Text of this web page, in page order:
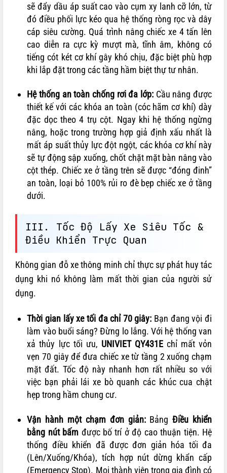
sẽ đẩy dầu áp suất cao vào cụm xy lanh cỡ lớn, từ
đó điều phối lực kéo qua hệ thống ròng rọc và dây
cáp siêu cường. Quá trình nâng chiếc xe 4 tấn lên
cao diễn ra cực kỳ mượt mà, tĩnh âm, không có
tiếng cót két cơ khí gây khó chịu, đặc biệt phù hợp
khi lắp đặt trong các tầng hầm biệt thự tư nhân.
Hệ thống an toàn chống rơi đa lớp: Cầu nâng được
thiết kế với các khóa an toàn (cóc hãm cơ khí) dày
đặc dọc theo 4 trụ cột. Ngay khi hệ thống ngừng
nâng, hoặc trong trường hợp giả định xấu nhất là
mất áp suất thủy lực đột ngột, các khóa cơ khí này
sẽ tự động sập xuống, chốt chặt mặt bàn nâng vào
cột thép. Chiếc xe ở tầng trên sẽ được “đóng đinh”
an toàn, loại bỏ 100% rủi ro đè bẹp chiếc xe ở tầng
dưới.
III. Tốc Độ Lấy Xe Siêu Tốc &
Điều Khiển Trực Quan
Không gian đỗ xe thông minh chỉ thực sự phát huy tác
dụng khi nó không làm mất thời gian của người sử
dụng.
Thời gian lấy xe tối đa chỉ 70 giây: Bạn đang vội đi
làm vào buổi sáng? Đừng lo lắng. Với hệ thống van
xả thủy lực tối ưu, UNIVIET QY431Echỉ mất vỏn
vẹn 70 giây để đưa chiếc xe từ tầng 2 xuống chạm
mặt đất. Tốc độ này nhanh hơn rất nhiều so với
việc bạn phải lái xe bò quanh các khúc cua chật
hẹp trong hầm chung cư.
Vận hành một chạm đơn giản:BảngĐiều khiển
bằng nút bấm được bố trí ở độ cao thuận tiện. Hệ
thống điều khiển đã được đơn giản hóa tối đa
(Lên/Xuống/Khóa), tích hợp nút dừng khẩn cấp
(Emergency Stop). Mọi thành viên trong gia đình có